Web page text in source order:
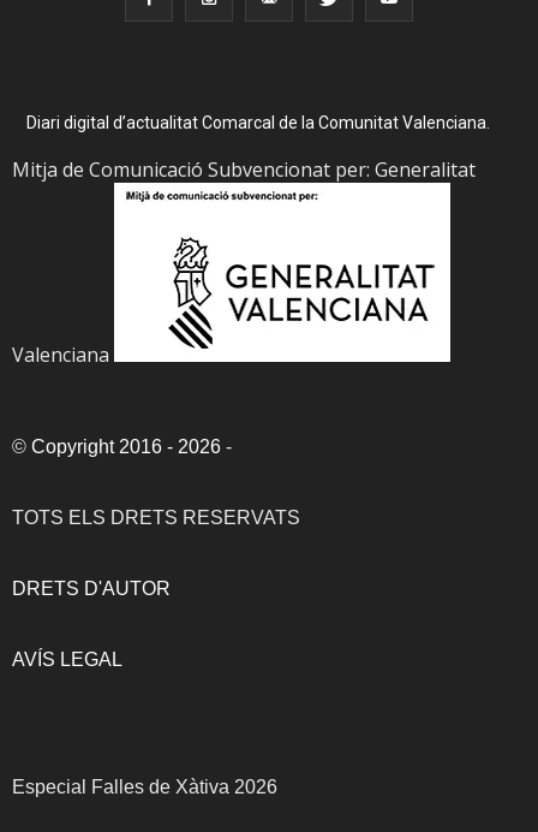
Diari digital d’actualitat Comarcal de la Comunitat Valenciana.
Mitja de Comunicació Subvencionat per: Generalitat
Valenciana
© Copyright 2016 - 2026 -
TOTS ELS DRETS RESERVATS
DRETS D'AUTOR
AVÍS LEGAL
Especial Falles de Xàtiva 2026